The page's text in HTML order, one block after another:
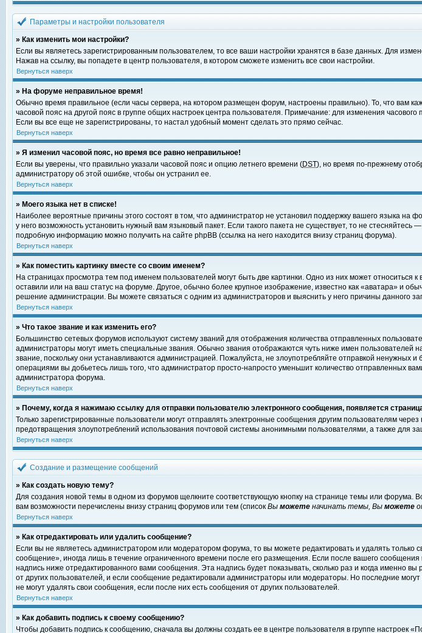
Параметры и настройки пользователя
» Как изменить мои настройки?
Если вы являетесь зарегистрированным пользователем, то все ваши настройки хранятся в базе данных. Для
Нажав на ссылку, вы попадете в центр пользователя, в котором сможете изменить все свои настройки.
Вернуться наверх
» На форуме неправильное время!
Обычно время правильное (если часы сервера, на котором размещен форум, настроены правильно). То, что вам
часовой пояс на другой пояс в группе общих настроек центра пользователя. Примечание: для изменения
Если вы все еще не зарегистрированы, то настал удобный момент сделать это прямо сейчас.
Вернуться наверх
» Я изменил часовой пояс, но время все равно неправильное!
Если вы уверены, что правильно указали часовой пояс и опцию летнего времени (DST), но время по-прежнему
администратору об этой ошибке, чтобы он устранил ее.
Вернуться наверх
» Моего языка нет в списке!
Наиболее вероятные причины этого состоят в том, что администратор не установил поддержку вашего языка
у него возможность установить нужный вам языковый пакет. Если такого пакета не существует, то не
подробную информацию можно получить на сайте phpBB (ссылка на него находится внизу страниц форума).
Вернуться наверх
» Как поместить картинку вместе со своим именем?
На страницах просмотра тем под именем пользователей могут быть две картинки. Одно из них может
оставили или на ваш статус на форуме. Другое, обычно более крупное изображение, известно как «аватара» и
решение администрации. Вы можете связаться с одним из администраторов и выяснить у него причины данного
Вернуться наверх
» Что такое звание и как изменить его?
Большинство сетевых форумов используют систему званий для отображения количества отправленных
администраторы могут иметь специальные звания. Обычно звания отображаются чуть ниже имен
звание, поскольку они устанавливаются администрацией. Пожалуйста, не злоупотребляйте отправкой
операциями вы добьетесь лишь того, что администратор просто-напросто уменьшит количество отправленных
администратора форума.
Вернуться наверх
» Почему, когда я нажимаю ссылку для отправки пользователю электронного сообщения, появляется
Только зарегистрированные пользователи могут отправлять электронные сообщения другим пользователям
предотвращения злоупотреблений использования почтовой системы анонимными пользователями, а также для
Вернуться наверх
Создание и размещение сообщений
» Как создать новую тему?
Для создания новой темы в одном из форумов щелкните соответствующую кнопку на странице темы или форума.
вам возможности перечислены внизу страниц форумов или тем (список Вы можете начинать темы, Вы можете
Вернуться наверх
» Как отредактировать или удалить сообщение?
Если вы не являетесь администратором или модератором форума, то вы можете редактировать и удалять
сообщение», иногда лишь в течение ограниченного времени после его размещения. Если после вашего
надпись ниже отредактированного вами сообщения. Эта надпись будет показывать, сколько раз и когда
от других пользователей, и если сообщение редактировали администраторы или модераторы. Но последние
не могут удалять свои сообщения, если после них есть сообщения от других пользователей.
Вернуться наверх
» Как добавить подпись к своему сообщению?
Чтобы добавить подпись к сообщению, сначала вы должны создать ее в центре пользователя в группе